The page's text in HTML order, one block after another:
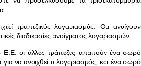
τραπεζικός λογαριασμός. Θα ανοίγουν
διαδικασίες ανοίγματος λογαριασμών.
Ε.Ε. οι άλλες τράπεζες απαιτούν ένα σωρό
να ανοιχθεί ο λογαριασμός, και ένα σωρό